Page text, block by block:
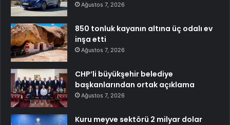
Ağustos 7, 2026
850 tonluk kayanın altına üç odalı ev
inşa etti
Ağustos 7, 2026
CHP’li büyükşehir belediye
başkanlarından ortak açıklama
Ağustos 7, 2026
Kuru meyve sektörü 2 milyar dolar